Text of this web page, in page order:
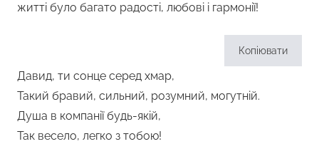
житті було багато радості, любові і гармонії!
Копіювати
Давид, ти сонце серед хмар,
Такий бравий, сильний, розумний, могутній.
Душа в компанії будь-якій,
Так весело, легко з тобою!